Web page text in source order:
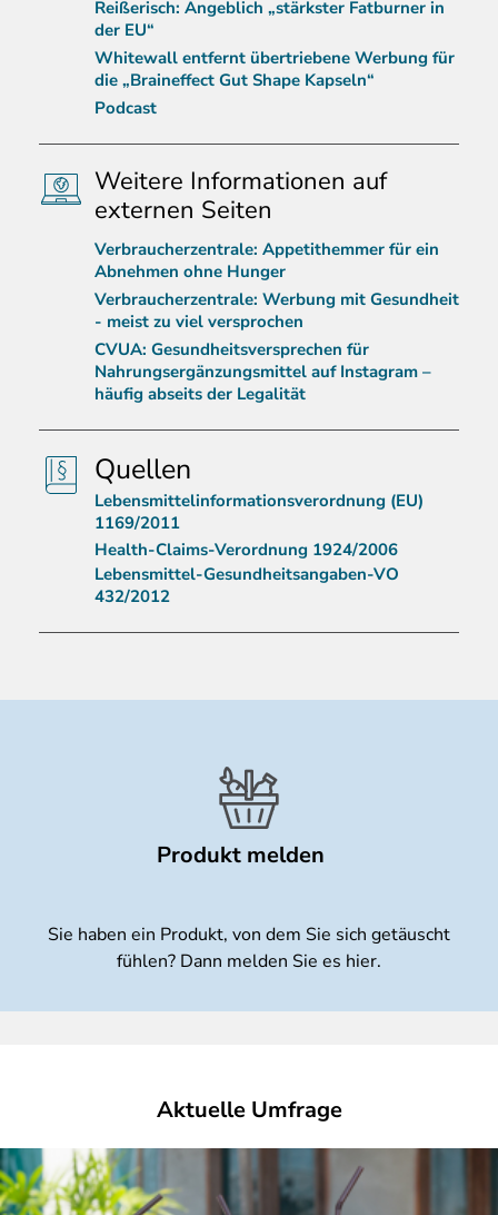
Reißerisch: Angeblich „stärkster Fatburner in
der EU“
Whitewall entfernt übertriebene Werbung für
die „Braineffect Gut Shape Kapseln“
Podcast
Weitere Informationen auf
externen Seiten
Verbraucherzentrale: Appetithemmer für ein
Abnehmen ohne Hunger
Verbraucherzentrale: Werbung mit Gesundheit
- meist zu viel versprochen
CVUA: Gesundheitsversprechen für
Nahrungsergänzungsmittel auf Instagram –
häufig abseits der Legalität
Quellen
Lebensmittelinformationsverordnung (EU)
1169/2011
Health-Claims-Verordnung 1924/2006
Lebensmittel-Gesundheitsangaben-VO
432/2012
Produkt melden
Sie haben ein Produkt, von dem Sie sich getäuscht
fühlen? Dann melden Sie es hier.
Aktuelle Umfrage